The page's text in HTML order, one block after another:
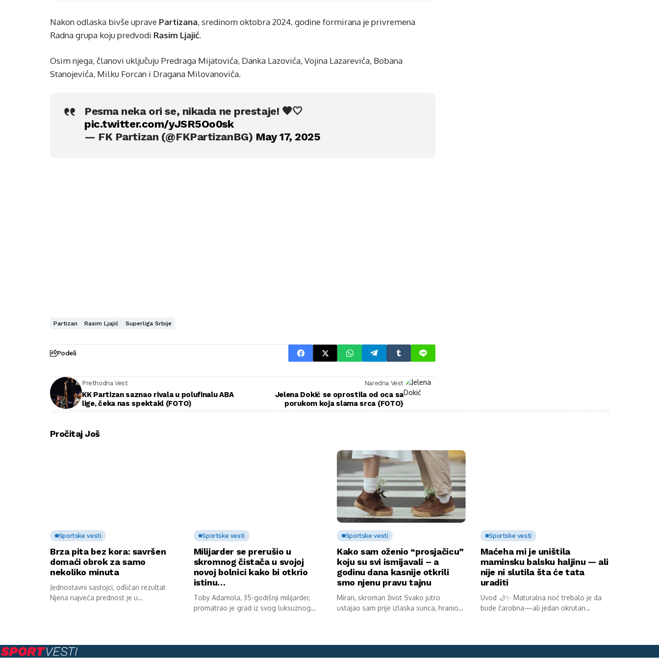
Nakon odlaska bivše uprave Partizana, sredinom oktobra 2024. godine formirana je privremena
Radna grupa koju predvodi Rasim Ljajić.
Osim njega, članovi uključuju Predraga Mijatovića, Danka Lazovića, Vojina Lazarevića, Bobana
Stanojevića, Milku Forcan i Dragana Milovanovića.
Pesma neka ori se, nikada ne prestaje! 🖤🤍
pic.twitter.com/yJSR5Oo0sk
— FK Partizan (@FKPartizanBG) May 17, 2025
Partizan Rasim Ljajić Superliga Srbije
Podeli
Prethodna Vest
KK Partizan saznao rivala u polufinalu ABA
lige, čeka nas spektakl (FOTO)
Naredna Vest
Jelena Dokić se oprostila od oca sa
porukom koja slama srca (FOTO)
Pročitaj Još
Sportske vesti
Brza pita bez kora: savršen
domaći obrok za samo
nekoliko minuta
Jednostavni sastojci, odličan rezultat
Njena najveća prednost je u
Sportske vesti
Milijarder se prerušio u
skromnog čistača u svojoj
novoj bolnici kako bi otkrio
istinu…
Toby Adamola, 35-godišnji milijarder,
promatrao je grad iz svog luksuznog
Sportske vesti
Kako sam oženio “prosjačicu”
koju su svi ismijavali – a
godinu dana kasnije otkrili
smo njenu pravu tajnu
Miran, skroman život Svako jutro
ustajao sam prije izlaska sunca, hranio
Sportske vesti
Maćeha mi je uništila
maminsku balsku haljinu — ali
nije ni slutila šta će tata
uraditi
Uvod 🌙✨ Maturalna noć trebalo je da
bude čarobna—ali jedan okrutan